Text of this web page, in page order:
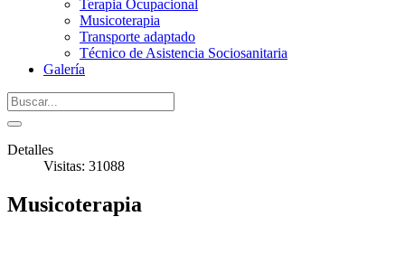
Terapia Ocupacional
Musicoterapia
Transporte adaptado
Técnico de Asistencia Sociosanitaria
Galería
Detalles
Visitas: 31088
Musicoterapia